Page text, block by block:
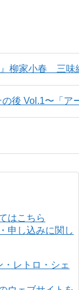
柳家小春 三味
後 Vol.1〜「ア
申し込みに関し